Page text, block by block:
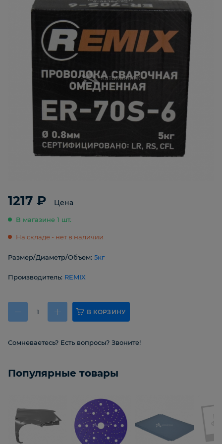
1217 ₽ Цена
В магазине 1 шт.
На складе - нет в наличии
Размер/Диаметр/Объем: 5кг
Производитель: REMIX
В КОРЗИНУ
Сомневаетесь? Есть вопросы? Звоните!
Популярные товары